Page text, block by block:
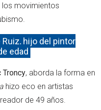
los movimientos
Ruiz, hijo del pintor
edad
Troncy, aborda la forma en
hizo eco en artistas
de 49 años.